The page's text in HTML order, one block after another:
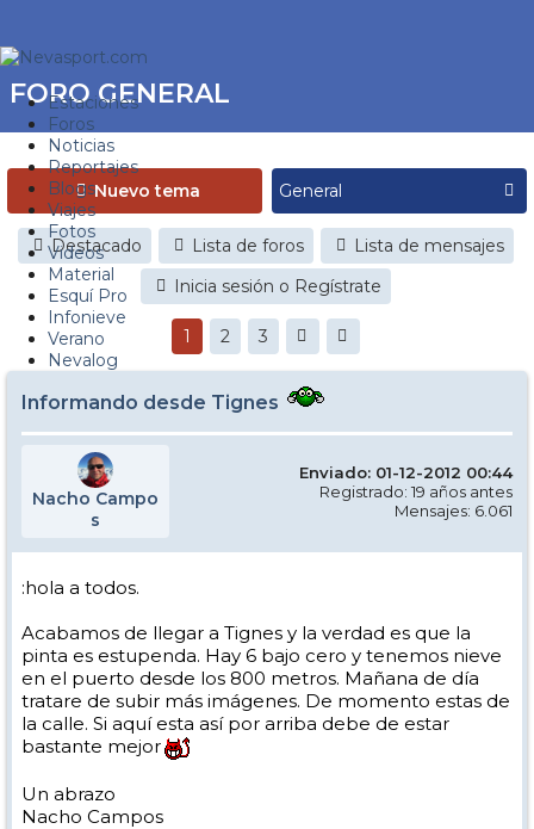
Estaciones
Foros
Noticias
Reportajes
Blogs
Viajes
Fotos
Videos
Material
Esquí Pro
Infonieve
Verano
Nevalog
FORO GENERAL
Nuevo tema
Destacado Lista de foros
Lista de mensajes
Inicia sesión o Regístrate
1 2 3
Informando desde Tignes
Nacho Campo
s
Enviado: 01-12-2012 00:44
Registrado: 19 años antes
Mensajes: 6.061
:hola a todos.
Acabamos de llegar a Tignes y la verdad es que la
pinta es estupenda. Hay 6 bajo cero y tenemos nieve
en el puerto desde los 800 metros. Mañana de día
tratare de subir más imágenes. De momento estas de
la calle. Si aquí esta así por arriba debe de estar
bastante mejor
Un abrazo
Nacho Campos